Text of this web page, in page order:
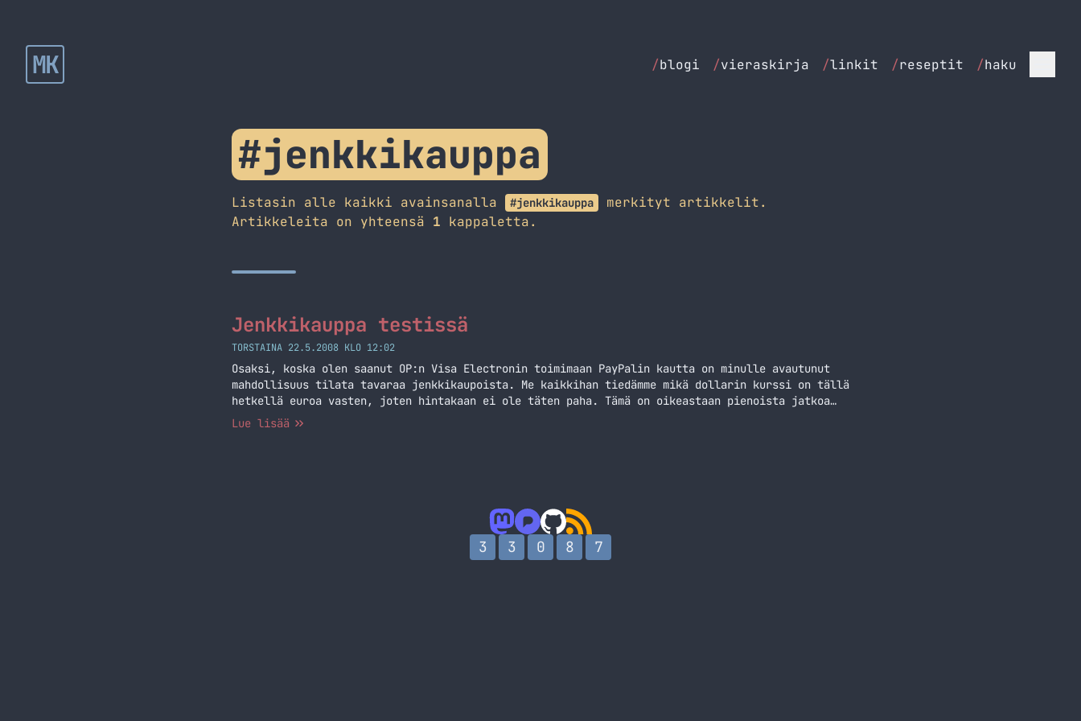
MK /blogi /vieraskirja /linkit /reseptit /haku
#jenkkikauppa
Listasin alle kaikki avainsanalla #jenkkikauppa
merkityt artikkelit.
Artikkeleita on yhteensä 1 kappaletta.
Jenkkikauppa testissä
TORSTAINA 22.5.2008 KLO 12:02
Osaksi, koska olen saanut OP:n Visa Electronin toimimaan PayPalin kautta on minulle avautunut
mahdollisuus tilata tavaraa jenkkikaupoista. Me kaikkihan tiedämme mikä dollarin kurssi on tällä
hetkellä euroa vasten, joten hintakaan ei ole täten paha. Tämä on oikeastaan pienoista jatkoa
artikkelille Peleistä pelkät serialit. Kaveri linkkasi minulle joskus verkkokaupan joka
Lue lisää
3 3 0 8 7